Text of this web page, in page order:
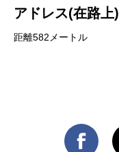
アドレス(在路上)
距離582メートル